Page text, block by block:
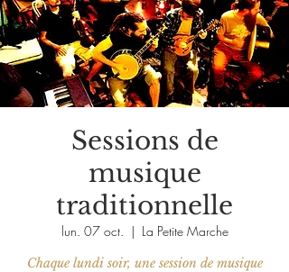
Sessions de
musique
traditionnelle
lun. 07 oct.
  |
La Petite Marche
Chaque lundi soir, une session de musique